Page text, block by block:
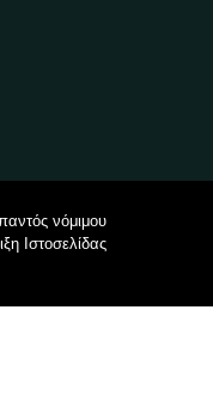
νόμιμου
Ιστοσελίδας